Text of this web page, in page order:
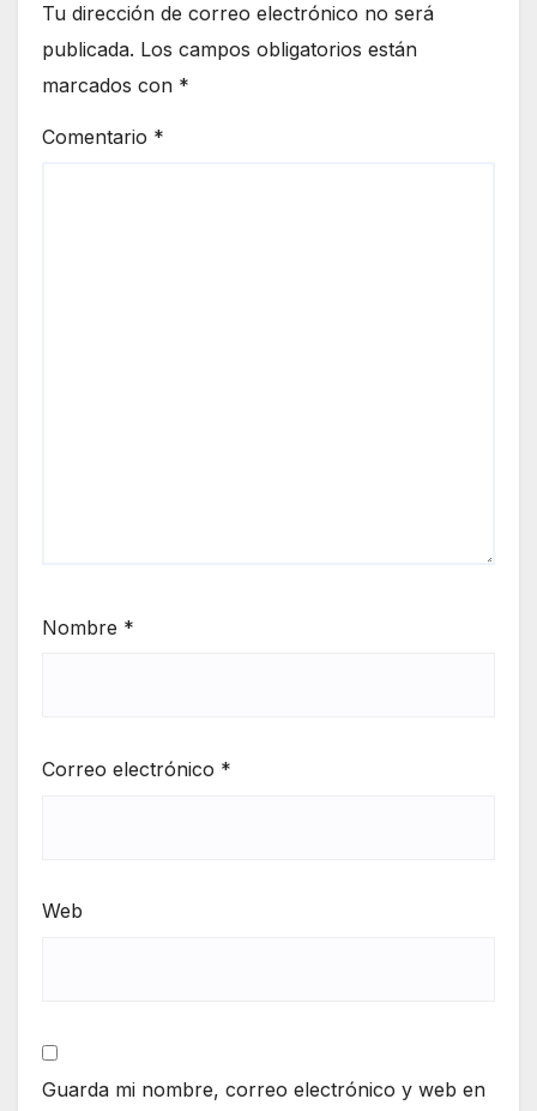
Tu dirección de correo electrónico no será
publicada. Los campos obligatorios están
marcados con *
Comentario *
Nombre *
Correo electrónico *
Web
Guarda mi nombre, correo electrónico y web en